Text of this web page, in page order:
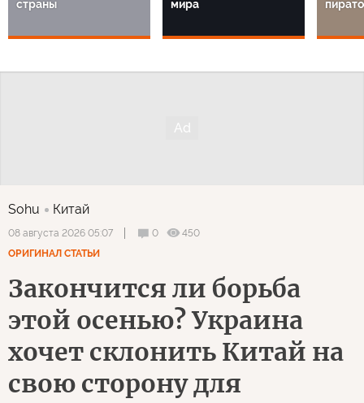
страны
мира
Sohu Китай
08 августа 2026 05:07 0
450
ОРИГИНАЛ СТАТЬИ
Закончится ли борьба
этой осенью? Украина
хочет склонить Китай на
свою сторону для